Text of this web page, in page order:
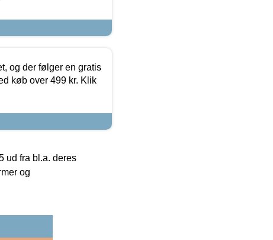
og der følger en gratis
køb over 499 kr. Klik
ud fra bl.a. deres
og